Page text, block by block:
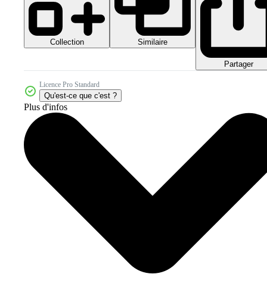
Collection Similaire
Partager
Licence Pro Standard
Qu'est-ce que c'est ?
Plus d'infos